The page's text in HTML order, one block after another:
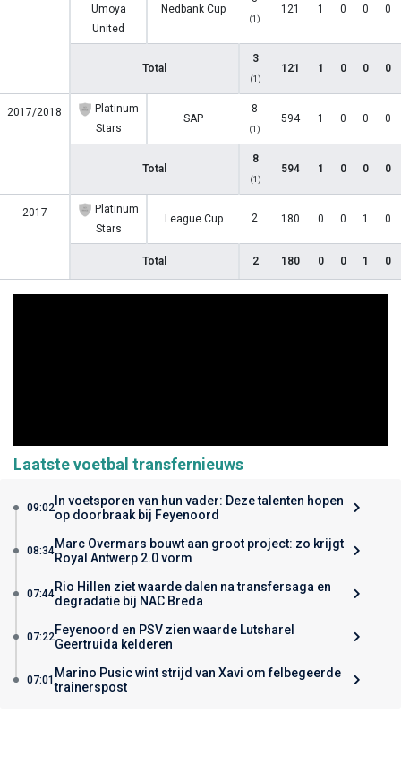
Umoya
United
Nedbank Cup
(1)
121 1 0 0 0
Total
3
(1)
121 1 0 0 0
2017/2018
Platinum
Stars
SAP
8
(1)
594 1 0 0 0
Total
8
(1)
594 1 0 0 0
2017
Platinum
Stars
League Cup 2 180 0 0 1 0
Total 2 180 0 0 1 0
Laatste voetbal transfernieuws
09:02 In voetsporen van hun vader: Deze talenten hopen
op doorbraak bij Feyenoord
08:34Marc Overmars bouwt aan groot project: zo krijgt
Royal Antwerp 2.0 vorm
07:44Rio Hillen ziet waarde dalen na transfersaga en
degradatie bij NAC Breda
07:22Feyenoord en PSV zien waarde Lutsharel
Geertruida kelderen
07:01 Marino Pusic wint strijd van Xavi om felbegeerde
trainerspost